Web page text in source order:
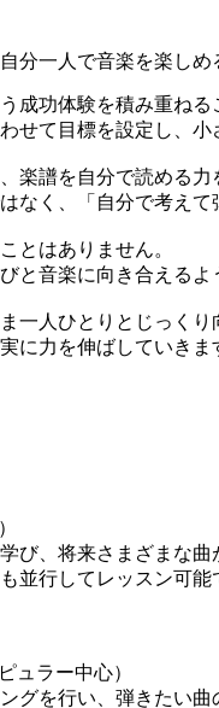
分一人で音楽を楽しめ
成功体験を積み重ねる
せて目標を設定し、
楽譜を自分で読める力
なく、「自分で考え
とはありません。
と音楽に向き合えるよ
一人ひとりとじっくり
に力を伸ばしていきま
び、将来さまざまな曲
並行してレッスン可能
ュラー中心）
グを行い、弾きたい曲